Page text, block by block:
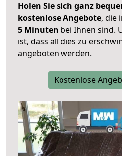
Holen Sie sich ganz
kostenlose Angebote, die
5 Minuten bei Ihnen sind.
ist, dass all dies zu
angeboten werden.
Kostenlose